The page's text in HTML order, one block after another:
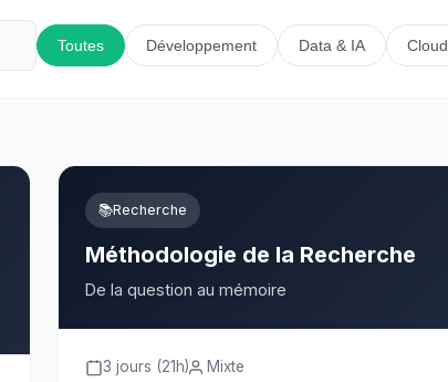
Toutes Développement Data & IA Cloud
📚Recherche
Méthodologie de la Recherche
De la question au mémoire
3 jours (21h) Mixte